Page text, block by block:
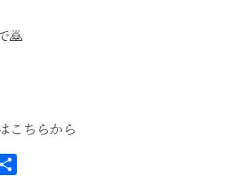
🙇
こちらから